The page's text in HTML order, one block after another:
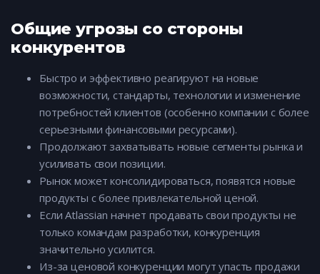
Общие угрозы со стороны
конкурентов
Быстро и эффективно реагируют на новые
возможности, стандарты, технологии и изменение
потребностей клиентов (особенно компании с более
серьезными финансовыми ресурсами).
Продолжают захватывать новые сегменты рынка и
усиливать свои позиции.
Рынок может консолидироваться, появятся новые
продукты с более привлекательной ценой.
Если Atlassian начнет продавать свои продукты не
только командам разработки, конкуренция
значительно усилится.
Из-за ценовой конкуренции могут упасть продажи